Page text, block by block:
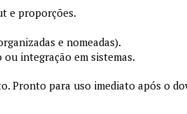
e proporções.
e nomeadas).
integração em sistemas.
Pronto para uso imediato após o